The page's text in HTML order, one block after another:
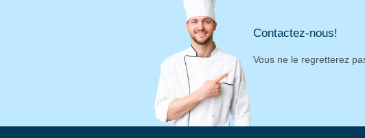
Contactez-nous!
Vous ne le regretterez